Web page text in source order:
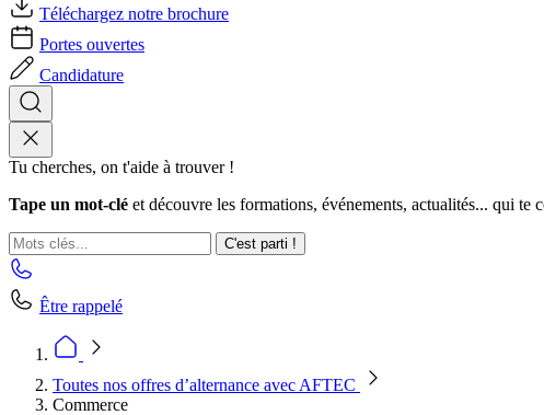
Téléchargez notre brochure
Portes ouvertes
Candidature
Tu cherches, on t'aide à trouver !
Tape un mot-clé et découvre les formations, événements, actualités... qui te
C'est parti !
Être rappelé
Toutes nos offres d’alternance avec AFTEC
Commerce